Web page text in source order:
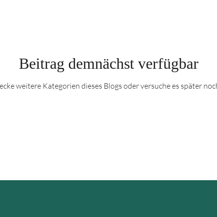
Beitrag demnächst verfügbar
weitere Kategorien dieses Blogs oder versuche es später